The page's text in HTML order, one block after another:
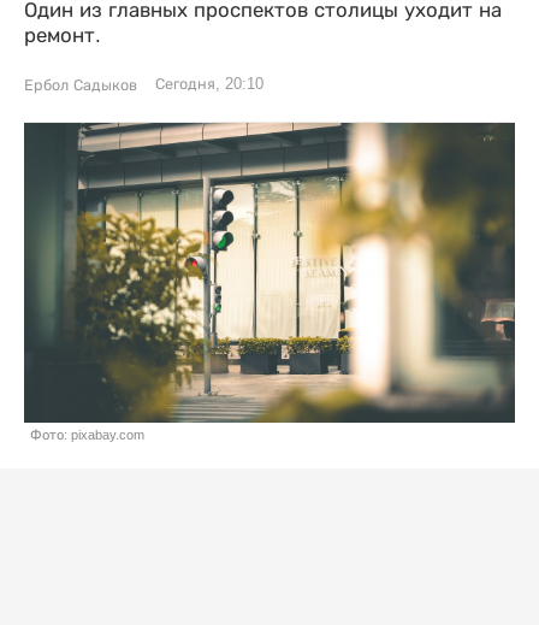
Один из главных проспектов столицы уходит на
ремонт.
Ербол Садыков Сегодня, 20:10
Фото: pixabay.com